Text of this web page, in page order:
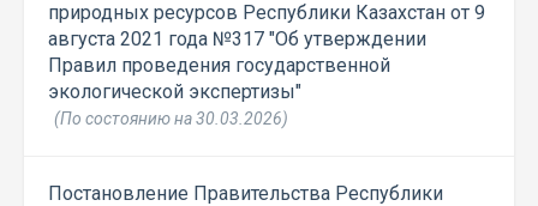
природных ресурсов Республики Казахстан от 9
августа 2021 года №317 "Об утверждении
Правил проведения государственной
экологической экспертизы"
(По состоянию на 30.03.2026)
Постановление Правительства Республики